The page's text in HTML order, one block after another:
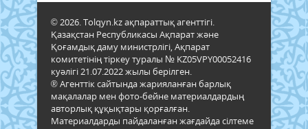
© 2026. Tolqyn.kz ақпараттық агенттігі.
Қазақстан Республикасы Ақпарат және
Қоғамдық даму министрлігі, Ақпарат
комитетінің тіркеу туралы № KZ05VPY00052416
куәлігі 21.07.2022 жылы берілген.
® Агенттік сайтында жарияланған барлық
мақалалар мен фото-бейне материалдардың
авторлық құқықтары қорғалған.
Материалдарды пайдаланған жағдайда сілтеме